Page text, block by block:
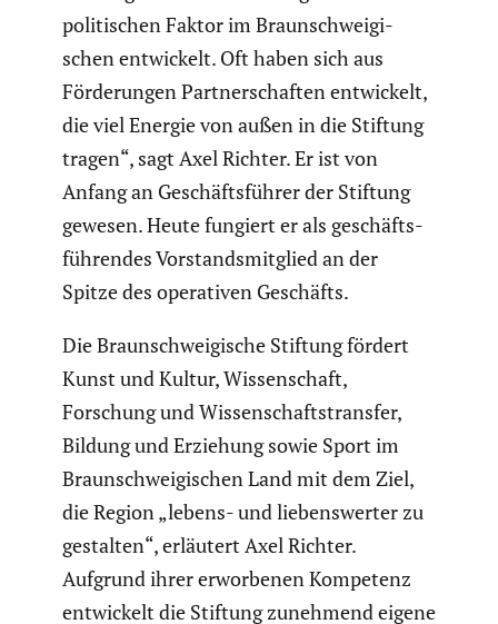
po­li­ti­schen Faktor im Braun­schwei­gi­
schen entwi­ckelt. Oft haben sich aus
Förde­rungen Partner­schaften entwi­ckelt,
die viel Energie von außen in die Stiftung
tragen“, sagt Axel Richter. Er ist von
Anfang an Geschäfts­führer der Stiftung
gewesen. Heute fungiert er als geschäfts­
füh­rendes Vorstands­mit­glied an der
Spitze des opera­tiven Geschäfts.
Die Braun­schwei­gi­sche Stiftung fördert
Kunst und Kultur, Wissen­schaft,
Forschung und Wissen­schafts­transfer,
Bildung und Erziehung sowie Sport im
Braun­schwei­gi­schen Land mit dem Ziel,
die Region „lebens- und liebens­werter zu
gestalten“, erläutert Axel Richter.
Aufgrund ihrer erwor­benen Kompetenz
entwi­ckelt die Stiftung zunehmend eigene